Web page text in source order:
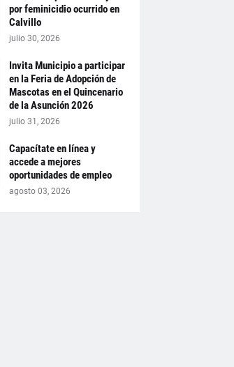
por feminicidio ocurrido en
Calvillo
julio 30, 2026
Invita Municipio a participar
en la Feria de Adopción de
Mascotas en el Quincenario
de la Asunción 2026
julio 31, 2026
Capacítate en línea y
accede a mejores
oportunidades de empleo
agosto 03, 2026